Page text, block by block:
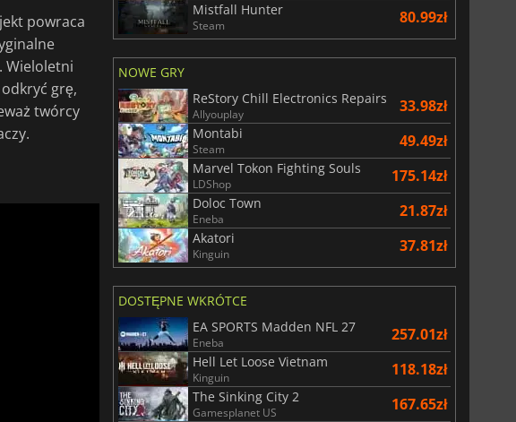
powraca
Wieloletni
grę,
twórcy
Mistfall Hunter
Steam 80.99zł
NOWE GRY
ReStory Chill Electronics Repairs
Allyouplay 33.98zł
Montabi
Steam 49.49zł
Marvel Tokon Fighting Souls
LDShop 175.14zł
Doloc Town
Eneba 21.87zł
Akatori
Kinguin 37.81zł
DOSTĘPNE WKRÓTCE
EA SPORTS Madden NFL 27
Eneba 257.01zł
Hell Let Loose Vietnam
Kinguin 118.18zł
The Sinking City 2
Gamesplanet US 167.65zł